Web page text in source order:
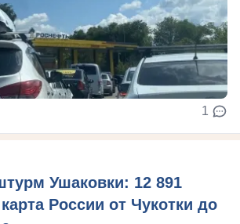
1
Ушаковки: 12 891
России от Чукотки до